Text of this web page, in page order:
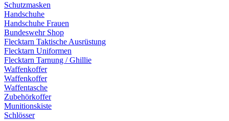
Schutzmasken
Handschuhe
Handschuhe Frauen
Bundeswehr Shop
Flecktarn Taktische Ausrüstung
Flecktarn Uniformen
Flecktarn Tarnung / Ghillie
Waffenkoffer
Waffenkoffer
Waffentasche
Zubehörkoffer
Munitionskiste
Schlösser